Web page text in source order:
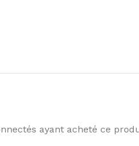
ayant acheté ce